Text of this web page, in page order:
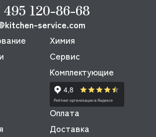
120-86-68
service.com
Химия
Сервис
Комплектующие
Оплата
Доставка